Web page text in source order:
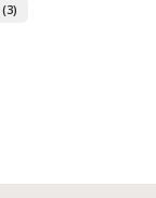
(3)